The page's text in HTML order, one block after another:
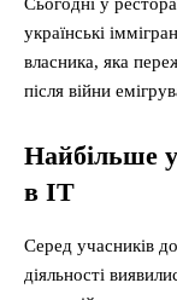
Сьогодні у
українські
власника, яка
після війни
Найбільше
в IT
Серед учасників
діяльності